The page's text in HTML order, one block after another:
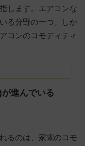
します。エアコンな
る分野の一つ。しか
コンのコモディティ
進んでいる
るのは、家電のコモ